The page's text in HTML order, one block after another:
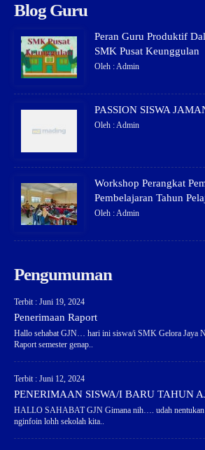
Blog Guru
Peran Guru Produktif
SMK Pusat Keunggulan
Oleh : Admin
PASSION SISWA
Oleh : Admin
Workshop Perangkat
Pembelajaran Tahun
Oleh : Admin
Pengumuman
Terbit : Juni 19, 2024
Penerimaan Raport
Hallo sehabat GJN… hari ini siswa/i SMK Gelora Jaya
Raport semester genap..
Terbit : Juni 12, 2024
PENERIMAAN SISWA/I BARU TAHUN
HALLO SAHABAT GJN Gimana nih…. udah nentukan
nginfoin lohh sekolah kita..